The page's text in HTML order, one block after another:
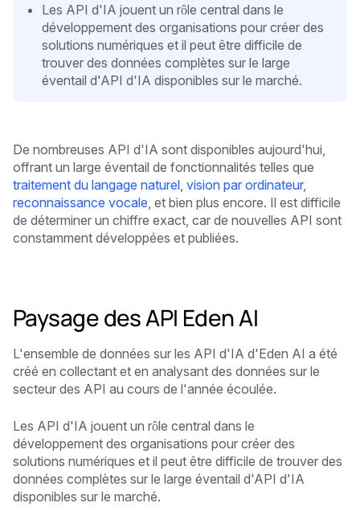
Les API d'IA jouent un rôle central dans le
développement des organisations pour créer des
solutions numériques et il peut être difficile de
trouver des données complètes sur le large
éventail d'API d'IA disponibles sur le marché.
De nombreuses API d'IA sont disponibles aujourd'hui,
offrant un large éventail de fonctionnalités telles que
traitement du langage naturel vision par ordinateur,
reconnaissance vocale , et bien plus encore. Il est difficile
de déterminer un chiffre exact, car de nouvelles API sont
constamment développées et publiées.
Paysage des API Eden AI
L'ensemble de données sur les API d'IA d'Eden AI a été
créé en collectant et en analysant des données sur le
secteur des API au cours de l'année écoulée.
Les API d'IA jouent un rôle central dans le
développement des organisations pour créer des
solutions numériques et il peut être difficile de trouver des
données complètes sur le large éventail d'API d'IA
disponibles sur le marché.